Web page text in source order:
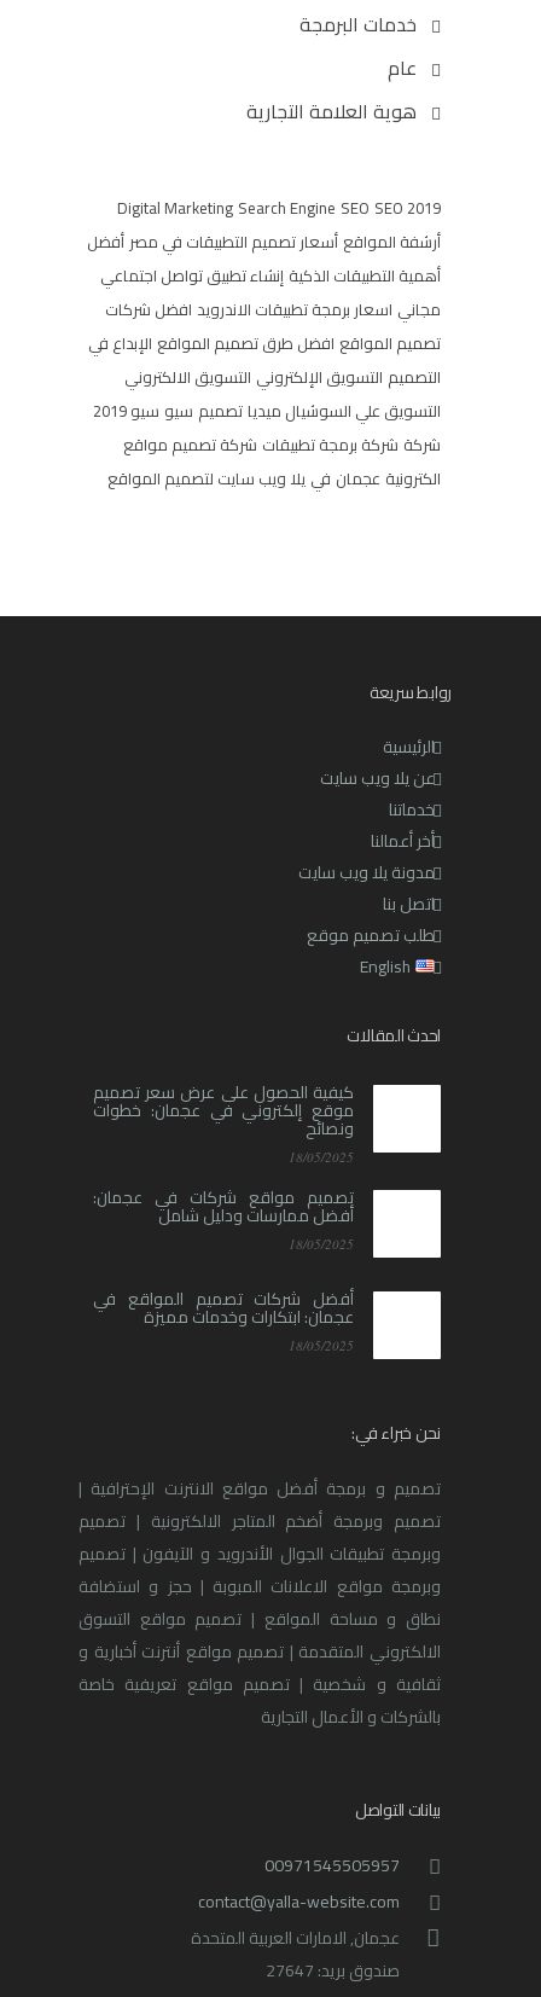
خدمات البرمجة
عام
هوية العلامة التجارية
Digital Marketing Search Engine SEO SEO 2019
أرشفة المواقع أسعار تصميم التطبيقات في مصر أفضل
أهمية التطبيقات الذكية إنشاء تطبيق تواصل اجتماعي
مجاني اسعار برمجة تطبيقات الاندرويد افضل شركات
تصميم المواقع افضل طرق تصميم المواقع الإبداع في
التصميم التسويق الإلكتروني التسويق الالكتروني
التسويق علي السوشيال ميديا تصميم سيو سيو 2019
شركة شركة برمجة تطبيقات شركة تصميم مواقع
الكترونية عجمان في يلا ويب سايت لتصميم المواقع
روابط سريعة
الرئيسية
عن يلا ويب سايت
خدماتنا
أخر أعمالنا
مدونة يلا ويب سايت
اتصل بنا
طلب تصميم موقع
English
احدث المقالات
كيفية الحصول على عرض سعر تصميم
موقع إلكتروني في عجمان: خطوات
ونصائح
18/05/2025
تصميم مواقع شركات في عجمان:
أفضل ممارسات ودليل شامل
18/05/2025
أفضل شركات تصميم المواقع في
عجمان: ابتكارات وخدمات مميزة
18/05/2025
نحن خبراء في:
تصميم و برمجة أفضل مواقع الانترنت الإحترافية |
تصميم وبرمجة أضخم المتاجر الالكترونية | تصميم
وبرمجة تطبيقات الجوال الأندرويد و الآيفون | تصميم
وبرمجة مواقع الاعلانات المبوبة | حجز و استضافة
نطاق و مساحة المواقع | تصميم مواقع التسوق
الالكتروني المتقدمة | تصميم مواقع أنترنت أخبارية و
ثقافية و شخصية | تصميم مواقع تعريفية خاصة
بالشركات و الأعمال التجارية
بيانات التواصل
00971545505957
contact@yalla-website.com
عجمان, الامارات العربية المتحدة
صندوق بريد: 27647